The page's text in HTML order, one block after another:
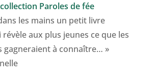
Paroles de fée
les mains un petit livre
aux plus jeunes ce que les
gagneraient à connaître… »